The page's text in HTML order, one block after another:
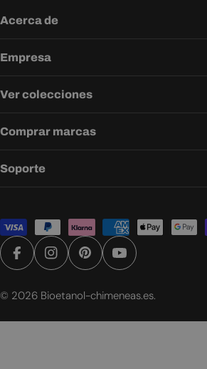
Acerca de
Empresa
Ver colecciones
Comprar marcas
Soporte
Métodos
de
pagoFacebookInstagramPinterestYouTube
© 2026 Bioetanol-chimeneas.es.